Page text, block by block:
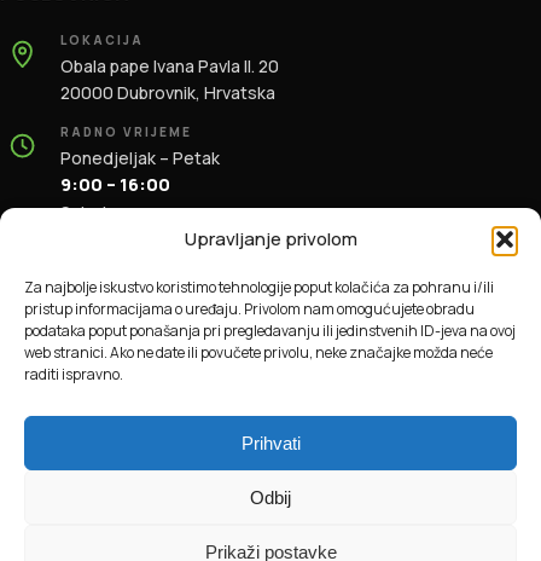
Upravljanje privolom
Za najbolje iskustvo koristimo tehnologije poput kolačića za pohranu i/ili
pristup informacijama o uređaju. Privolom nam omogućujete obradu
podataka poput ponašanja pri pregledavanju ili jedinstvenih ID-jeva na ovoj
web stranici. Ako ne date ili povučete privolu, neke značajke možda neće
raditi ispravno.
Prihvati
Odbij
Prikaži postavke
LOKACIJA
Obala pape Ivana Pavla II. 20
20000 Dubrovnik, Hrvatska
RADNO VRIJEME
Ponedjeljak – Petak
9:00 – 16:00
Subota
+385 91 196 1981
info@dbas.hr